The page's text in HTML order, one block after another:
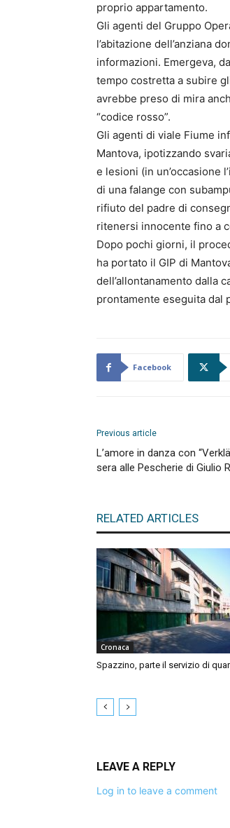
proprio appartamento.
Gli agenti del Gruppo
l’abitazione dell’anziana
informazioni. Emergeva,
tempo costretta a subire
avrebbe preso di mira
“codice rosso”.
Gli agenti di viale Fiume
Mantova, ipotizzando
e lesioni (in un’occasione
di una falange con
rifiuto del padre di
ritenersi innocente fino a
Dopo pochi giorni, il
ha portato il GIP di
dell’allontanamento dalla
prontamente eseguita dal
Facebook
Previous article
L’amore in danza con
sera alle Pescherie di Giulio
RELATED ARTICLES
Cronaca
Spazzino, parte il servizio di
LEAVE A REPLY
Log in to leave a comment